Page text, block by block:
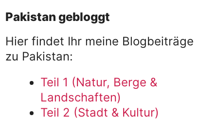
Pakistan gebloggt
Hier findet Ihr meine Blogbeiträge
zu Pakistan:
Teil 1 (Natur, Berge &
Landschaften)
Teil 2 (Stadt & Kultur)